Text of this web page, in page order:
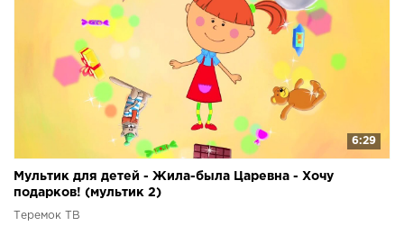
6:29
Мультик для детей - Жила-была Царевна - Хочу
подарков! (мультик 2)
Теремок ТВ